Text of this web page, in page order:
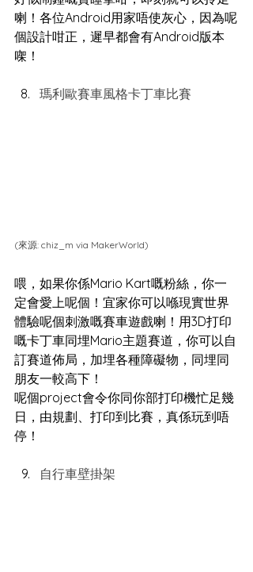
喇！各位Android用家唔使灰心，因為呢
個設計咁正，遲早都會有Android版本
㗎！
瑪利歐賽車風格卡丁車比賽
(來源: chiz_m via MakerWorld)
喂，如果你係Mario Kart嘅粉絲，你一
定會愛上呢個！宜家你可以喺現實世界
體驗呢個刺激嘅賽車遊戲喇！用3D打印
嘅卡丁車同埋Mario主題賽道，你可以自
訂賽道佈局，加埋各種障礙物，同埋同
朋友一較高下！
呢個project會令你同你部打印機忙足幾
日，由規劃、打印到比賽，真係玩到唔
停！
自行車壁掛架